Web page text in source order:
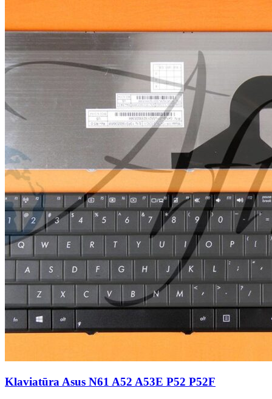
Klaviatūra Asus N61 A52 A53E P52 P52F